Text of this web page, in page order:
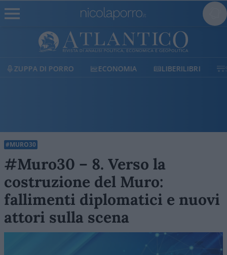
ECONOMIA LIBERILIBRI SHOP SOSTIENICI
#MURO30
#Muro30 – 8. Verso la
costruzione del Muro:
fallimenti diplomatici e nuovi
attori sulla scena